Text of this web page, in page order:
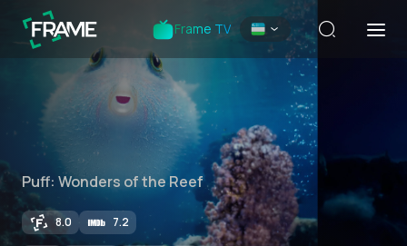
Frame TV
Puff: Wonders of the Reef
8.0 7.2